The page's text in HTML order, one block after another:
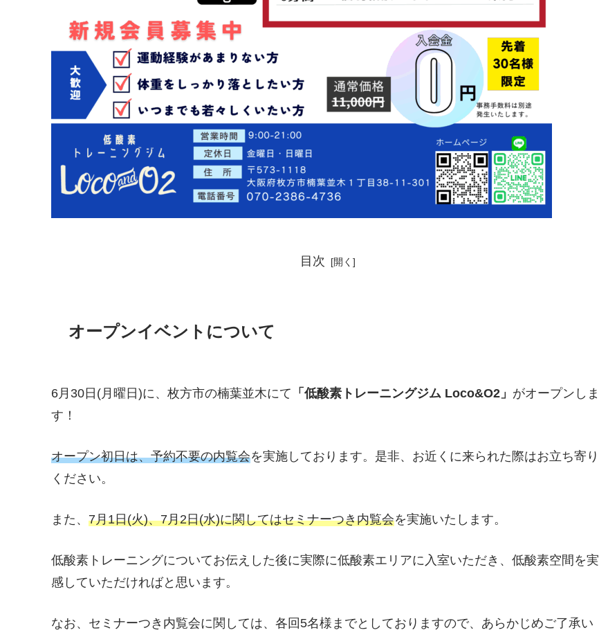
目次
オープンイベントについて
6月30日(月曜日)に、枚方市の楠葉並木にて 「低酸素トレーニングジム Loco&O2」 がオープンしま
す！
オープン初日は、予約不要の内覧会を実施しております。是非、お近くに来られた際はお立ち寄り
ください。
また、 7月1日(火)、7月2日(水)に関してはセミナーつき内覧会を実施いたします。
低酸素トレーニングについてお伝えした後に実際に低酸素エリアに入室いただき、低酸素空間を実
感していただければと思います。
なお、セミナーつき内覧会に関しては、各回5名様までとしておりますので、あらかじめご了承い